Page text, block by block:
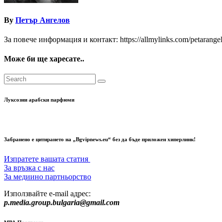
By Петър Ангелов
За повече информация и контакт: https://allmylinks.com/
Може би ще харесате..
Луксозни арабски парфюми
Забранено е цитирането на „Bgvipnews.eu“ без да бъде приложен хиперлинк!
Изпратете вашата статия
За връзка с нас
За медиино партньорство
Използвайте e-mail адрес:
p.media.group.bulgaria@gmail.com